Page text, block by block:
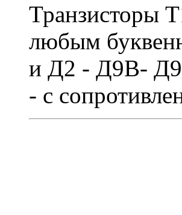
Транзисторы
любым
и Д2 - Д9В-
- с